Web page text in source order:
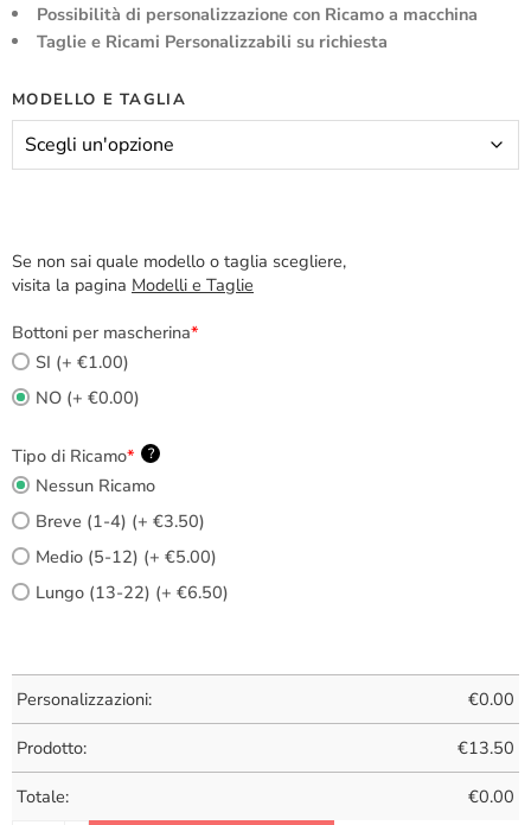
Possibilità di personalizzazione con Ricamo a macchina
Taglie e Ricami Personalizzabili su richiesta
MODELLO E TAGLIA
Se non sai quale modello o taglia scegliere,
visita la pagina Modelli e Taglie
Bottoni per mascherina*
SI (+ €1.00)
NO (+ €0.00)
Tipo di Ricamo* ?
Nessun Ricamo
Breve (1-4) (+ €3.50)
Medio (5-12) (+ €5.00)
Lungo (13-22) (+ €6.50)
Personalizzazioni: €0.00
Prodotto: €13.50
Totale: €0.00